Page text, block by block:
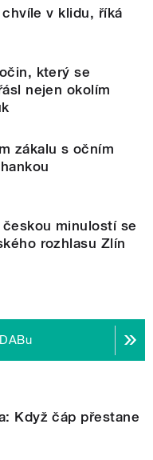
v klidu, říká
který se
nejen okolím
zákalu s očním
minulostí se
rozhlasu Zlín
Když čáp přestane